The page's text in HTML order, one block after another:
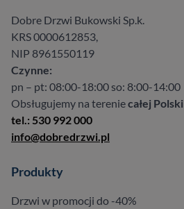
Dobre Drzwi Bukowski Sp.k.
KRS 0000612853,
NIP 8961550119
Czynne:
pn – pt: 08:00-18:00 so: 8:00-14:00
Obsługujemy na tereniecałej Polski
tel.: 530 992 000
info@dobredrzwi.pl
Produkty
Drzwi w promocji do -40%